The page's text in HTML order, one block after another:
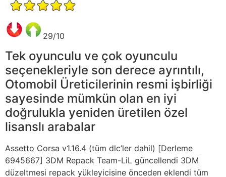
29/10
Tek oyunculu ve çok oyunculu
seçenekleriyle son derece ayrıntılı,
Otomobil Üreticilerinin resmi işbirliği
sayesinde mümkün olan en iyi
doğrulukla yeniden üretilen özel
lisanslı arabalar
Assetto Corsa v1.16.4 (tüm dlc’ler dahil) [Derleme
6945667] 3DM Repack Team-LiL güncellendi 3DM
düzeltmesi repack yükleyicisine önceden eklendi tüm